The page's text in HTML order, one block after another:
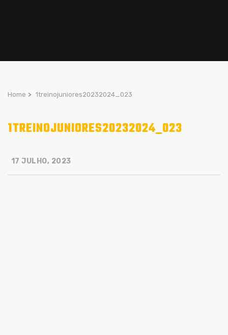
Home > 1treinojuniores20232024_023
1TREINOJUNIORES20232024_023
17 JULHO, 2023